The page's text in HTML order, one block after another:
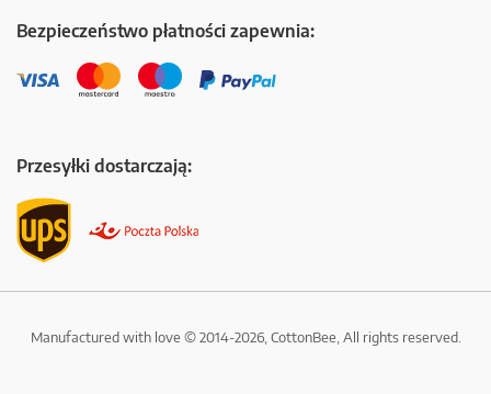
Bezpieczeństwo płatności zapewnia:
Przesyłki dostarczają:
Manufactured with love © 2014-2026, CottonBee, All rights reserved.